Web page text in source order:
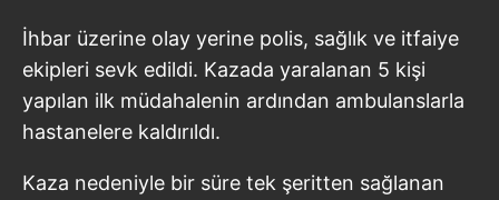
İhbar üzerine olay yerine polis, sağlık ve itfaiye
ekipleri sevk edildi. Kazada yaralanan 5 kişi
yapılan ilk müdahalenin ardından ambulanslarla
hastanelere kaldırıldı.
Kaza nedeniyle bir süre tek şeritten sağlanan